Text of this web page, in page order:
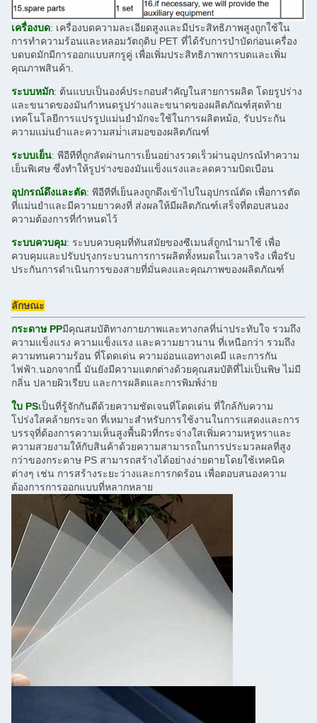
เครื่องบด: เครื่องบดความละเอียดสูงและมีประสิทธิภาพสูงถูกใช้ใน
การทําความร้อนและหลอมวัตถุดิบ PET ที่ได้รับการบําบัดก่อนเครื่อง
บดบดมักมีการออกแบบสกรูคู่ เพื่อเพิ่มประสิทธิภาพการบดและเพิ่ม
คุณภาพสินค้า.
ระบบหมัก: ต้นแบบเป็นองค์ประกอบสําคัญในสายการผลิต โดยรูปร่าง
และขนาดของมันกําหนดรูปร่างและขนาดของผลิตภัณฑ์สุดท้าย
เทคโนโลยีการแปรรูปแม่นยํามักจะใช้ในการผลิตหม้อ, รับประกัน
ความแม่นยําและความสม่ําเสมอของผลิตภัณฑ์
ระบบเย็น: พีอีทีที่ถูกลัดผ่านการเย็นอย่างรวดเร็วผ่านอุปกรณ์ทําความ
เย็นพิเศษ ซึ่งทําให้รูปร่างของมันแข็งแรงและลดความบิดเบือน
อุปกรณ์ดึงและตัด: พีอีทีที่เย็นลงถูกดึงเข้าไปในอุปกรณ์ตัด เพื่อการตัด
ที่แม่นยําและมีความยาวคงที่ ส่งผลให้มีผลิตภัณฑ์เสร็จที่ตอบสนอง
ความต้องการที่กําหนดไว้
ระบบควบคุม: ระบบควบคุมที่ทันสมัยของซีเมนส์ถูกนํามาใช้ เพื่อ
ควบคุมและปรับปรุงกระบวนการการผลิตทั้งหมดในเวลาจริง เพื่อรับ
ประกันการดําเนินการของสายที่มั่นคงและคุณภาพของผลิตภัณฑ์
ลักษณะ
กระดาษ PPมีคุณสมบัติทางกายภาพและทางกลที่น่าประทับใจ รวมถึง
ความแข็งแรง ความแข็งแรง และความยาวนาน ที่เหนือกว่า รวมถึง
ความทนความร้อน ที่โดดเด่น ความอ่อนแอทางเคมี และการกัน
ไฟฟ้า.นอกจากนี้ มันยังมีความแตกต่างด้วยคุณสมบัติที่ไม่เป็นพิษ ไม่มี
กลิ่น ปลายผิวเรียบ และการผลิตและการพิมพ์ง่าย
ใบ PSเป็นที่รู้จักกันดีด้วยความชัดเจนที่โดดเด่น ที่ใกล้กับความ
โปร่งใสคล้ายกระจก ที่เหมาะสําหรับการใช้งานในการแสดงและการ
บรรจุที่ต้องการความเห็นสูงพื้นผิวที่กระจ่างใสเพิ่มความหรูหราและ
ความสวยงามให้กับสินค้าด้วยความสามารถในการประมวลผลที่สูง
กว่าของกระดาษ PS สามารถสร้างได้อย่างง่ายดายโดยใช้เทคนิค
ต่างๆ เช่น การสร้างระยะว่างและการกดร้อน เพื่อตอบสนองความ
ต้องการการออกแบบที่หลากหลาย